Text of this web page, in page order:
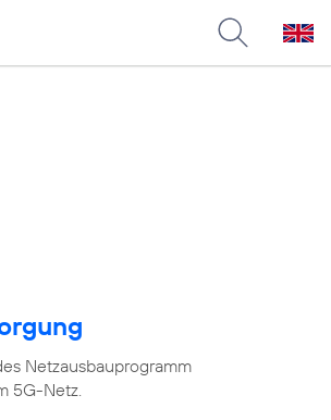
Netzausbauprogramm
5G-Netz.